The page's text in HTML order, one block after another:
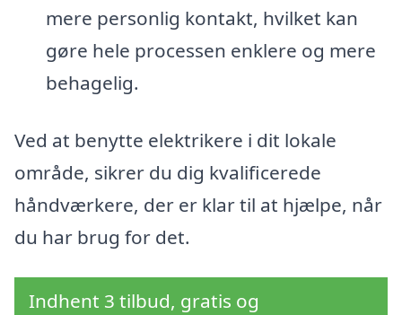
mere personlig kontakt, hvilket kan
gøre hele processen enklere og mere
behagelig.
Ved at benytte elektrikere i dit lokale
område, sikrer du dig kvalificerede
håndværkere, der er klar til at hjælpe, når
du har brug for det.
Indhent 3 tilbud, gratis og